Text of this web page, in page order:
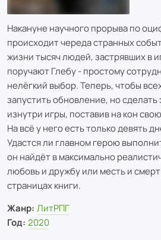
Накануне научного прорыва по
происходит череда странных
жизни тысяч людей, застрявших в
поручают Глебу - простому
нелёгкий выбор. Теперь, чтобы
запустить обновление, но
изнутри игры, поставив на кон
На всё у него есть только девять
Удастся ли главном герою
он найдёт в максимально
любовь и дружбу или месть и
страницах книги.
Жанр: ЛитРПГ
Год: 2020